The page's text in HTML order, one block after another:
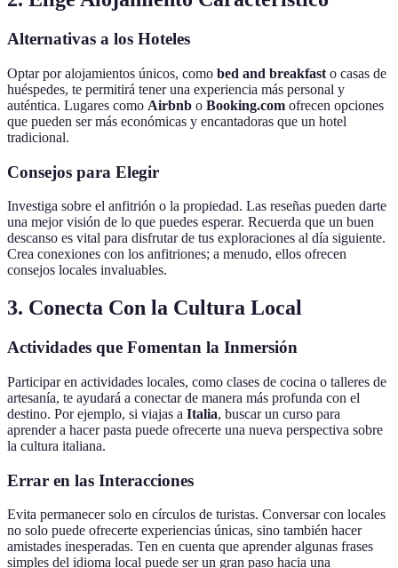
Alternativas a los Hoteles
Optar por alojamientos únicos, como bed and breakfast o casas de
huéspedes, te permitirá tener una experiencia más personal y
auténtica. Lugares como Airbnb o Booking.com ofrecen opciones
que pueden ser más económicas y encantadoras que un hotel
tradicional.
Consejos para Elegir
Investiga sobre el anfitrión o la propiedad. Las reseñas pueden darte
una mejor visión de lo que puedes esperar. Recuerda que un buen
descanso es vital para disfrutar de tus exploraciones al día siguiente.
Crea conexiones con los anfitriones; a menudo, ellos ofrecen
consejos locales invaluables.
3. Conecta Con la Cultura Local
Actividades que Fomentan la Inmersión
Participar en actividades locales, como clases de cocina o talleres de
artesanía, te ayudará a conectar de manera más profunda con el
destino. Por ejemplo, si viajas a Italia, buscar un curso para
aprender a hacer pasta puede ofrecerte una nueva perspectiva sobre
la cultura italiana.
Errar en las Interacciones
Evita permanecer solo en círculos de turistas. Conversar con locales
no solo puede ofrecerte experiencias únicas, sino también hacer
amistades inesperadas. Ten en cuenta que aprender algunas frases
simples del idioma local puede ser un gran paso hacia una